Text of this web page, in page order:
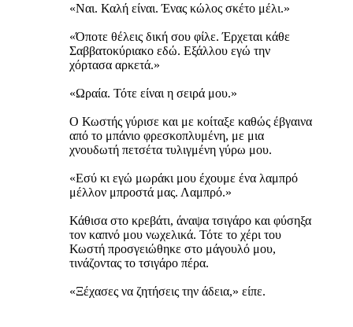
«Ναι. Καλή είναι. Ένας κώλος σκέτο μέλι.»
«Όποτε θέλεις δική σου φίλε. Έρχεται κάθε
Σαββατοκύριακο εδώ. Εξάλλου εγώ την
χόρτασα αρκετά.»
«Ωραία. Τότε είναι η σειρά μου.»
Ο Κωστής γύρισε και με κοίταξε καθώς έβγαινα
από το μπάνιο φρεσκοπλυμένη, με μια
χνουδωτή πετσέτα τυλιγμένη γύρω μου.
«Εσύ κι εγώ μωράκι μου έχουμε ένα λαμπρό
μέλλον μπροστά μας. Λαμπρό.»
Κάθισα στο κρεβάτι, άναψα τσιγάρο και φύσηξα
τον καπνό μου νωχελικά. Τότε το χέρι του
Κωστή προσγειώθηκε στο μάγουλό μου,
τινάζοντας το τσιγάρο πέρα.
«Ξέχασες να ζητήσεις την άδεια,» είπε.